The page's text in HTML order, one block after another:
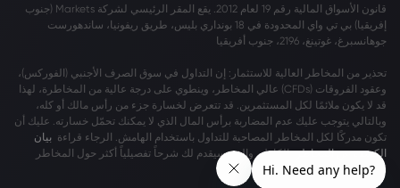
قانون الأسواق المالية رقم 19 لعام 2012. يقع المقر الرئيسي لشركة Markets (جنوب
إفريقيا) بي تي واي المحدودة في 18 بونداري بليس، طريق ريفونيا، ساندهورست
جوهانسبرغ، غوتينغ، 2196، جنوب أفريقيا
تحذير من المخاطر العالية للاستثمار: إن التداول في سوق الصرف الأجنبي (الفوركس)،
وعقود الفروقات (CFDs) عالي المخاطر، وينطوي على درجة عالية من المخاطرة، لهذا
قد لا يكون ملائمًا لكل المستثمرين. قد تتعرض لخسارة جزء من رأس مالك أو كله،
وبالتالي يتوجب عليك عدم المضاربة برأس المال الذي لا يمكنك تحمّل خسارته. عليك أن
تكون مدركًا لكل المخاطر المصاحبة للتداول باستخدام الهامش. الرجاء قراءة بيان
الكشف عن المخاطربالكامل، والذي سيقدم لك شرحاً تفصيلياً أكثر حول المخاطر
المشمولة.